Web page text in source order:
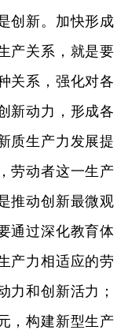
创新。加快形成
产关系，就是要
关系，强化对各
新动力，形成各
质生产力发展提
劳动者这一生产
推动创新最微观
通过深化教育体
产力相适应的劳
力和创新活力；
，构建新型生产